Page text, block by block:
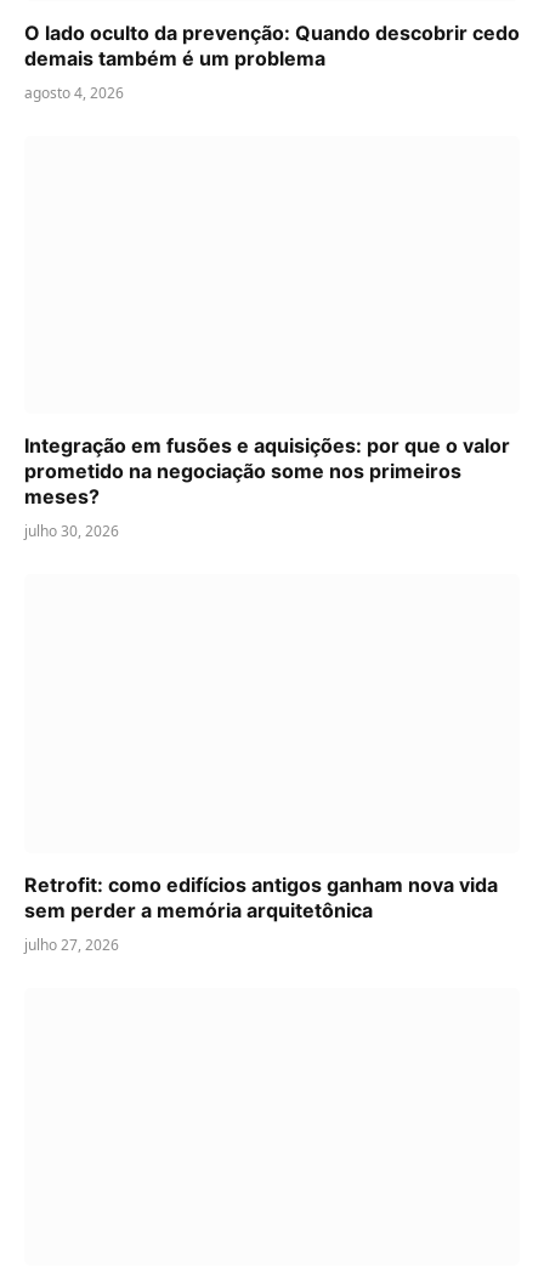
O lado oculto da prevenção: Quando descobrir cedo
demais também é um problema
agosto 4, 2026
Integração em fusões e aquisições: por que o valor
prometido na negociação some nos primeiros
meses?
julho 30, 2026
Retrofit: como edifícios antigos ganham nova vida
sem perder a memória arquitetônica
julho 27, 2026